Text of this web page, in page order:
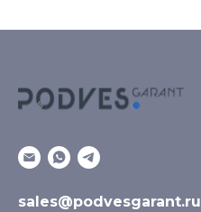
sales@podvesgarant.ru